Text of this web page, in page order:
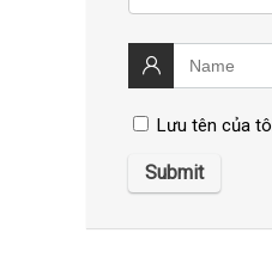
Lưu tên của